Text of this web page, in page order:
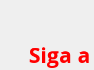
Siga